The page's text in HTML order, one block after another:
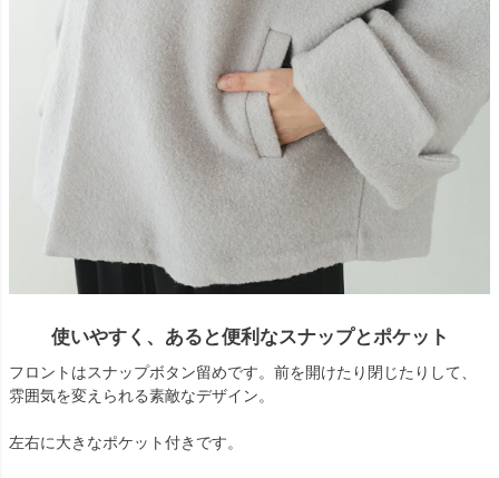
使いやすく、あると便利なスナップとポケット
フロントはスナップボタン留めです。前を開けたり閉じたりして、
雰囲気を変えられる素敵なデザイン。
左右に大きなポケット付きです。